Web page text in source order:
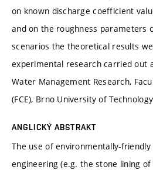
on known discharge coefficient
and on the roughness parameters
scenarios the theoretical results
experimental research carried out
Water Management Research,
(FCE), Brno University of
ANGLICKÝ ABSTRAKT
The use of environmentally-
engineering (e.g. the stone lining